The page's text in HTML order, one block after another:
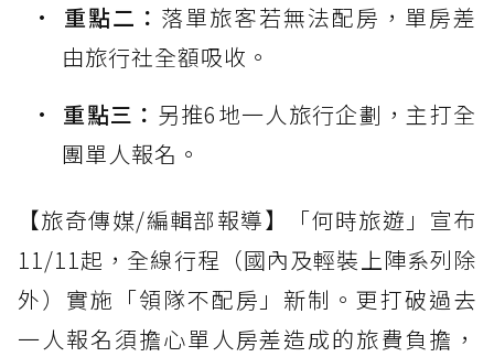
重點二： 落單旅客若無法配房，單房差
由旅行社全額吸收。
重點三： 另推6地一人旅行企劃，主打全
團單人報名。
【旅奇傳媒/編輯部報導】「何時旅遊」宣布
11/11起，全線行程（國內及輕裝上陣系列除
外）實施「領隊不配房」新制。更打破過去
一人報名須擔心單人房差造成的旅費負擔，